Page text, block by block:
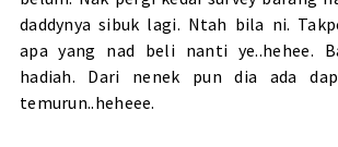
daddynya sibuk lagi. Ntah bila ni.
apa yang nad beli nanti ye..hehee.
hadiah. Dari nenek pun dia ada
temurun..heheee.